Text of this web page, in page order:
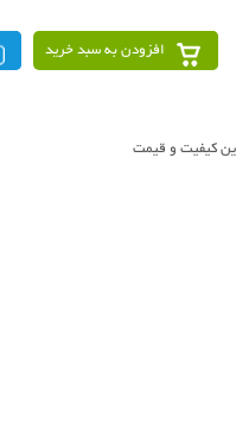
افزودن به سبد خرید
کیفیت و قیمت